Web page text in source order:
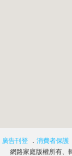
廣告刊登 ． 消費者保護
網路家庭版權所有、